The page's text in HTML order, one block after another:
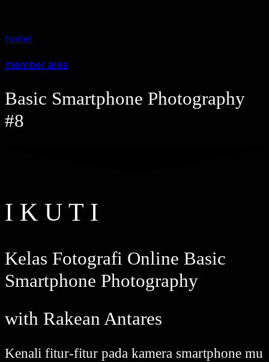
home
member area
Basic Smartphone Photography
#8
I K U T I
Kelas Fotografi Online Basic
Smartphone Photography
with Rakean Antares
Kenali fitur-fitur pada kamera smartphone mu